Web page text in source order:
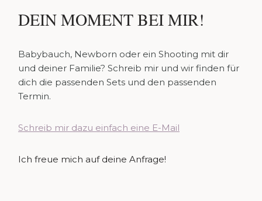
DEIN MOMENT BEI MIR!
Babybauch, Newborn oder ein Shooting mit dir
und deiner Familie? Schreib mir und wir finden für
dich die passenden Sets und den passenden
Termin.
Schreib mir dazu einfach eine E-Mail
Ich freue mich auf deine Anfrage!